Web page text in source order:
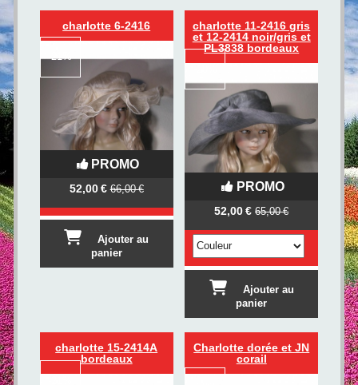
charlotte 6-2416
PROMO
-21%
52,00€ 66,00€
Ajouter au
panier
charlotte 11-2416 gris
et 12-2414 noir/gris et
PL3838 bordeaux
PROMO
52,00€ 65,00€
Ajouter au
panier
charlotte 15-2414A
bordeaux
Charlotte dorée et JN
corail